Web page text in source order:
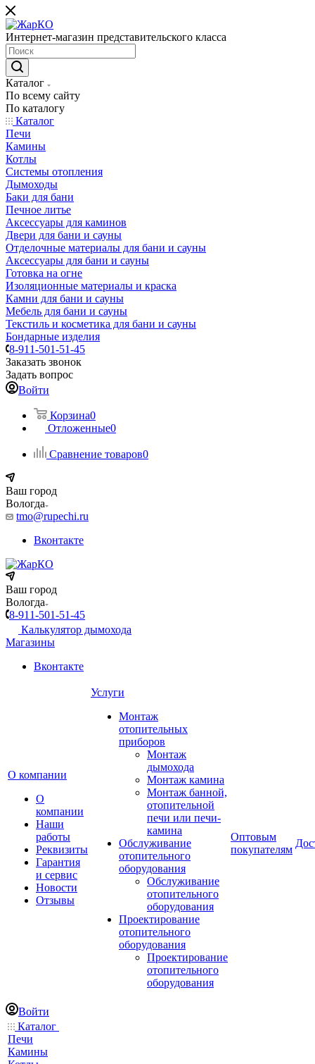
Интернет-магазин представительского класса
Каталог
По всему сайту
По каталогу
Каталог
Печи
Камины
Котлы
Системы отопления
Дымоходы
Баки для бани
Печное литье
Аксессуары для каминов
Двери для бани и сауны
Отделочные материалы для бани и сауны
Аксессуары для бани и сауны
Готовка на огне
Изоляционные материалы и краска
Камни для бани и сауны
Мебель для бани и сауны
Текстиль и косметика для бани и сауны
Бондарные изделия
8-911-501-51-45
Заказать звонок
Задать вопрос
Войти
Корзина0
Отложенные0
Сравнение товаров0
Ваш город
Вологда
tmo@rupechi.ru
Вконтакте
Ваш город
Вологда
8-911-501-51-45
Калькулятор дымохода
Магазины
Вконтакте
О компании
О
компании
Наши
работы
Реквизиты
Гарантия
и сервис
Новости
Отзывы
Услуги
Монтаж
отопительных
приборов
Монтаж
дымохода
Монтаж камина
Монтаж банной,
отопительной
печи или печи-
камина
Обслуживание
отопительного
оборудования
Обслуживание
отопительного
оборудования
Проектирование
отопительного
оборудования
Проектирование
отопительного
оборудования
Оптовым
покупателям
Войти
Каталог
Печи
Камины